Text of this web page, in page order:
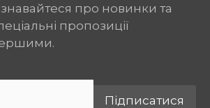
про новинки та
пропозиції
Підписатися